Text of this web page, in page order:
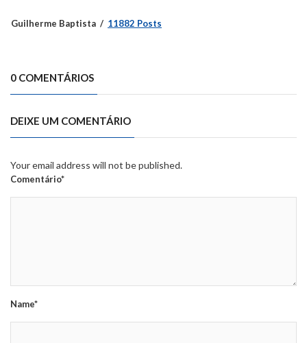
Guilherme Baptista 11882 Posts
0 COMENTÁRIOS
DEIXE UM COMENTÁRIO
Your email address will not be published.
Comentário*
Name*